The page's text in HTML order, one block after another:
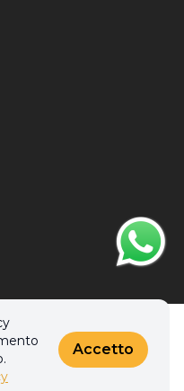
Accetto
Tutti i diritti riservati.
policy